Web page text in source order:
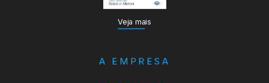
Veja mais
A EMPRESA